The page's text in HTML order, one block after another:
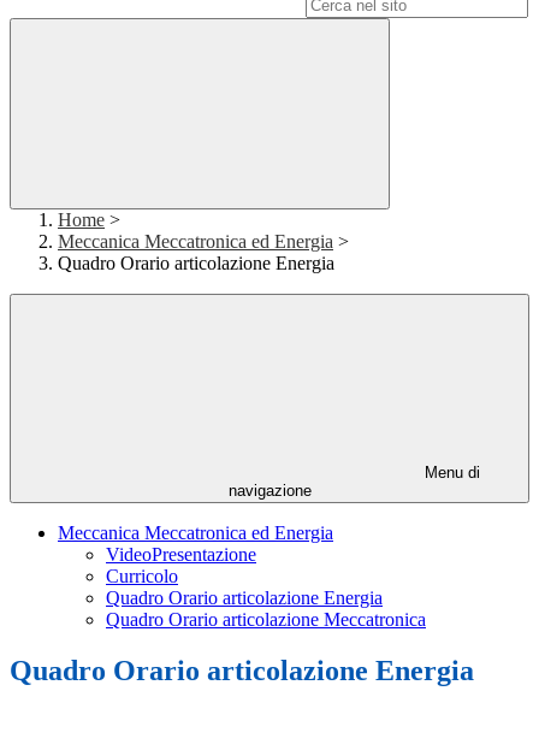
Home >
Meccanica Meccatronica ed Energia >
Quadro Orario articolazione Energia
Menu di
navigazione
Meccanica Meccatronica ed Energia
VideoPresentazione
Curricolo
Quadro Orario articolazione Energia
Quadro Orario articolazione Meccatronica
Quadro Orario articolazione Energia